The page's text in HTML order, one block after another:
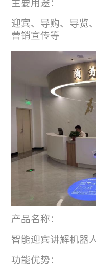
主要用途：
迎宾、导购、导览
营销宣传等
产品名称：
智能迎宾讲解机器
功能优势：